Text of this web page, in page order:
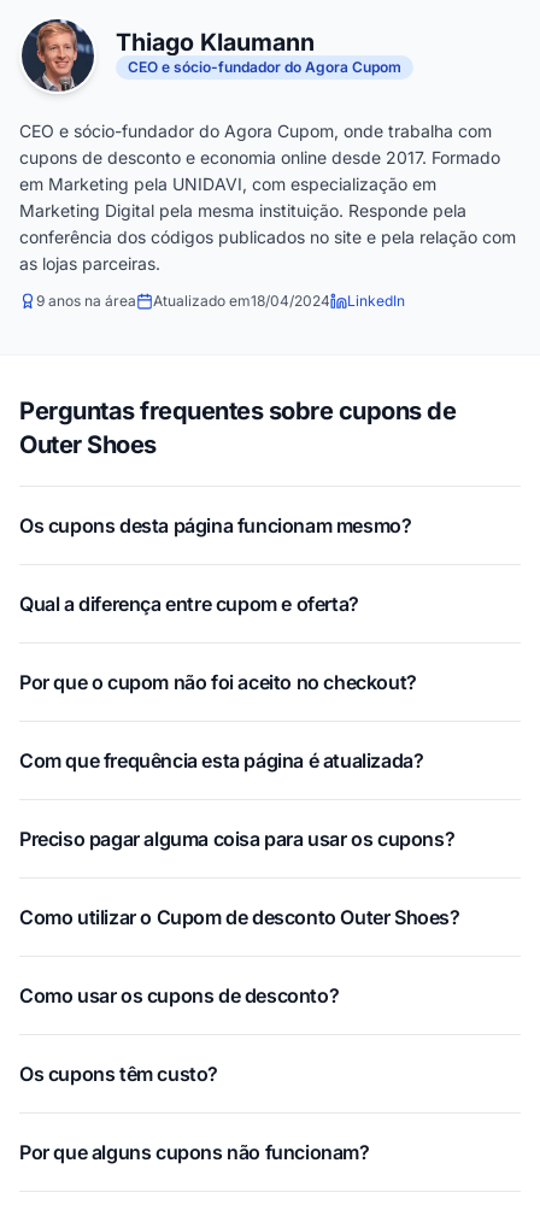
Thiago Klaumann
CEO e sócio-fundador do Agora Cupom
CEO e sócio-fundador do Agora Cupom, onde trabalha com
cupons de desconto e economia online desde 2017. Formado
em Marketing pela UNIDAVI, com especialização em
Marketing Digital pela mesma instituição. Responde pela
conferência dos códigos publicados no site e pela relação com
as lojas parceiras.
9 anos na área Atualizado em18/04/2024 LinkedIn
Perguntas frequentes sobre cupons de
Outer Shoes
Os cupons desta página funcionam mesmo?
Qual a diferença entre cupom e oferta?
Por que o cupom não foi aceito no checkout?
Com que frequência esta página é atualizada?
Preciso pagar alguma coisa para usar os cupons?
Como utilizar o Cupom de desconto Outer Shoes?
Como usar os cupons de desconto?
Os cupons têm custo?
Por que alguns cupons não funcionam?